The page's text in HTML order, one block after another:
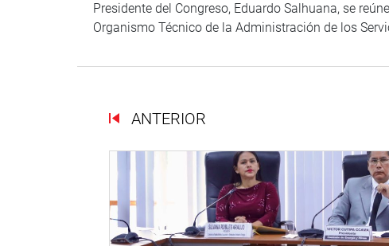
Presidente del Congreso, Eduardo Salhuana, se
Organismo Técnico de la Administración de los
ANTERIOR